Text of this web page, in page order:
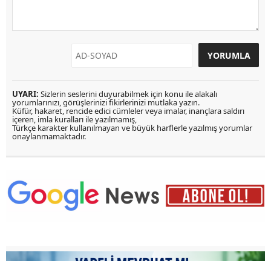
UYARI: Sizlerin seslerini duyurabilmek için konu ile alakalı
yorumlarınızı, görüşlerinizi fikirlerinizi mutlaka yazın.
Küfür, hakaret, rencide edici cümleler veya imalar, inançlara saldırı
içeren, imla kuralları ile yazılmamış,
Türkçe karakter kullanılmayan ve büyük harflerle yazılmış yorumlar
onaylanmamaktadır.